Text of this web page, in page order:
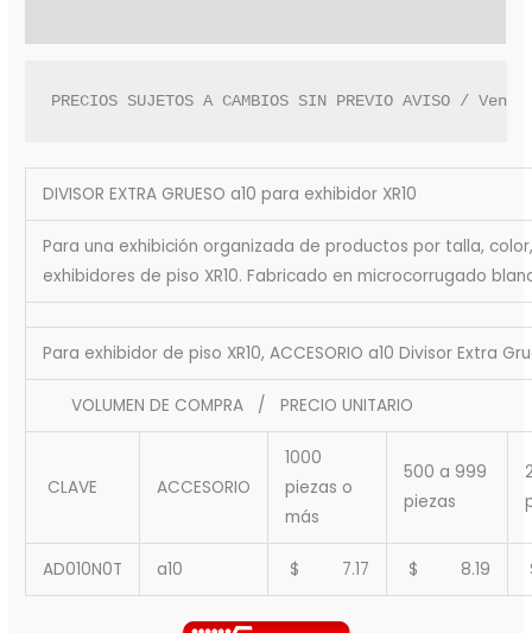
PRECIOS SUJETOS A CAMBIOS SIN PREVIO AVISO /
DIVISOR EXTRA GRUESO a10 para exhibidor XR10
Para una exhibición organizada de productos por talla,
exhibidores de piso XR10. Fabricado en microcorrugado
Para exhibidor de piso XR10, ACCESORIO a10 Divisor Extra
VOLUMEN DE COMPRA / PRECIO UNITARIO
CLAVE ACCESORIO
1000
piezas o
más
500 a 999
piezas
AD010N0T a10 $ 7.17 $ 8.19